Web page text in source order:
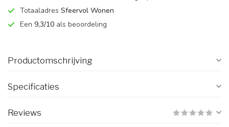
Totaaladres Sfeervol Wonen
Een 9,3/10 als beoordeling
Productomschrijving
Specificaties
Reviews